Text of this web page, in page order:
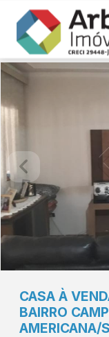
CASA À
BAIRRO
AMERICANA/